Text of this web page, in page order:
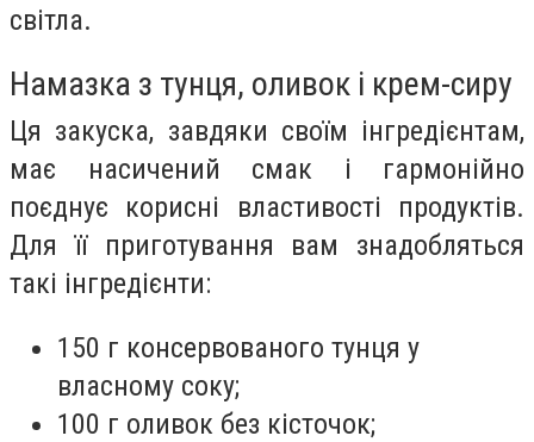
світла.
Намазка з тунця, оливок і крем-сиру
Ця закуска, завдяки своїм інгредієнтам,
має насичений смак і гармонійно
поєднує корисні властивості продуктів.
Для її приготування вам знадобляться
такі інгредієнти:
150 г консервованого тунця у
власному соку;
100 г оливок без кісточок;